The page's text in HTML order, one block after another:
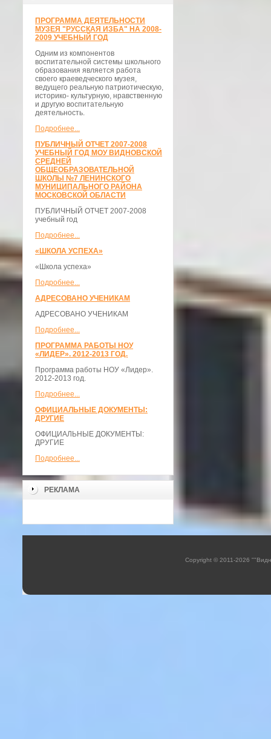
ПРОГРАММА ДЕЯТЕЛЬНОСТИ
МУЗЕЯ "РУССКАЯ ИЗБА" НА 2008-
2009 УЧЕБНЫЙ ГОД
Одним из компонентов
воспитательной системы школьного
образования является работа
своего краеведческого музея,
ведущего реальную патриотическую,
историко- культурную, нравственную
и другую воспитательную
деятельность.
Подробнее...
ПУБЛИЧНЫЙ ОТЧЕТ 2007-2008
УЧЕБНЫЙ ГОД МОУ ВИДНОВСКОЙ
СРЕДНЕЙ
ОБЩЕОБРАЗОВАТЕЛЬНОЙ
ШКОЛЫ №7 ЛЕНИНСКОГО
МУНИЦИПАЛЬНОГО РАЙОНА
МОСКОВСКОЙ ОБЛАСТИ
ПУБЛИЧНЫЙ ОТЧЕТ 2007-2008
учебный год
Подробнее...
«ШКОЛА УСПЕХА»
«Школа успеха»
Подробнее...
АДРЕСОВАНО УЧЕНИКАМ
АДРЕСОВАНО УЧЕНИКАМ
Подробнее...
ПРОГРАММА РАБОТЫ НОУ
«ЛИДЕР». 2012-2013 ГОД.
Программа работы НОУ «Лидер».
2012-2013 год.
Подробнее...
ОФИЦИАЛЬНЫЕ ДОКУМЕНТЫ:
ДРУГИЕ
ОФИЦИАЛЬНЫЕ ДОКУМЕНТЫ:
ДРУГИЕ
Подробнее...
РЕКЛАМА
Copyright © 2011-2026